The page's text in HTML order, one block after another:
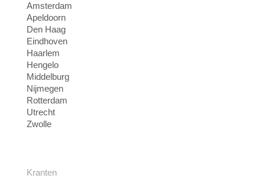
Amsterdam
Apeldoorn
Den Haag
Eindhoven
Haarlem
Hengelo
Middelburg
Nijmegen
Rotterdam
Utrecht
Zwolle
Kranten